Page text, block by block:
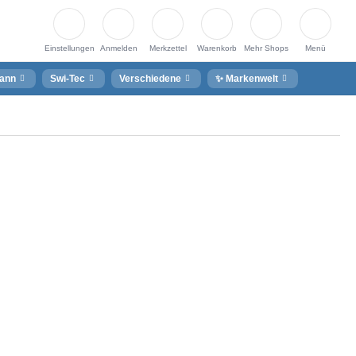
Einstellungen Anmelden Merkzettel Warenkorb Mehr Shops Menü
Swi-Tec Verschiedene ✨ Markenwelt